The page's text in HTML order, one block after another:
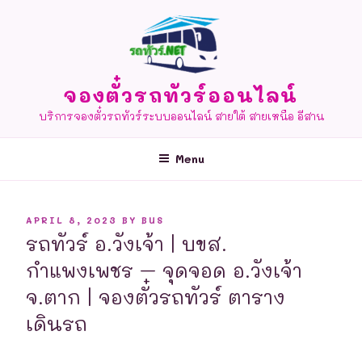
จองตั๋วรถทัวร์ออนไลน์
บริการจองตั๋วรถทัวร์ระบบออนไลน์ สายใต้ สายเหนือ อีสาน
Menu
POSTED
APRIL 8, 2023 BY BUS
รถทัวร์ อ.วังเจ้า | บขส.
กำแพงเพชร – จุดจอด อ.วังเจ้า
จ.ตาก | จองตั๋วรถทัวร์ ตาราง
เดินรถ